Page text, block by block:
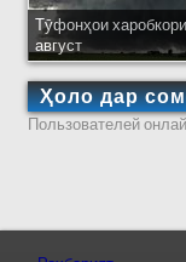
Тӯфонҳои харобкори
август
Ҳоло дар
Пользователей